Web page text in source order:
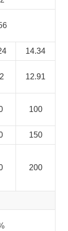
14.34
12.91
100
150
200